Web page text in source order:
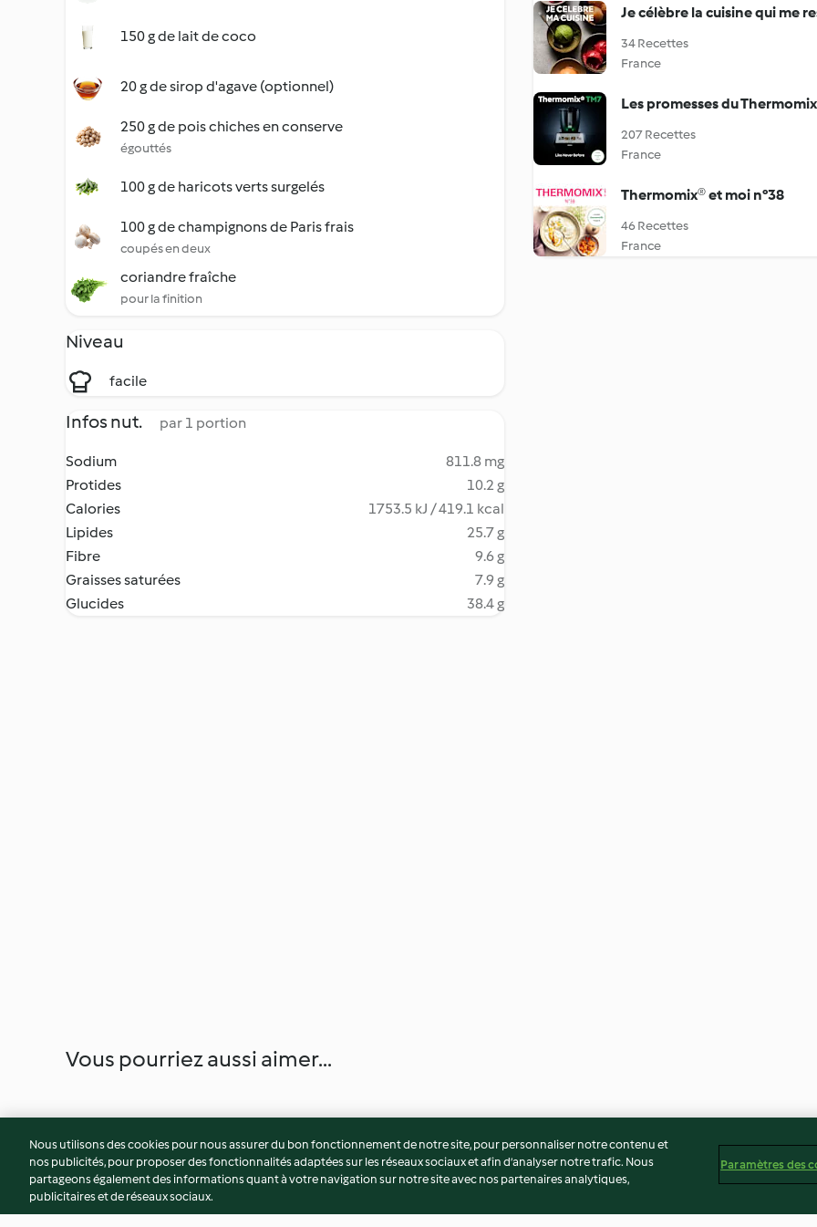
150 g de lait de coco
20 g de sirop d'agave (optionnel)
250 g de pois chiches en conserve
égouttés
100 g de haricots verts surgelés
100 g de champignons de Paris frais
coupés en deux
coriandre fraîche
pour la finition
Niveau
facile
Infos nut. par 1 portion
Sodium
811.8 mg
Protides
10.2 g
Calories
1753.5 kJ / 419.1 kcal
Lipides
25.7 g
Fibre
9.6 g
Graisses saturées
7.9 g
Glucides
38.4 g
Je célèbre la cuisine qui me
34 Recettes
France
Les promesses du
207 Recettes
France
Thermomix® et moi n°38
46 Recettes
France
Vous pourriez aussi aimer...
Nous utilisons des cookies pour nous assurer du bon fonctionnement de notre site, pour personnaliser notre contenu et
nos publicités, pour proposer des fonctionnalités adaptées sur les réseaux sociaux et afin d’analyser notre trafic. Nous
partageons également des informations quant à votre navigation sur notre site avec nos partenaires analytiques,
publicitaires et de réseaux sociaux.
Paramètres des